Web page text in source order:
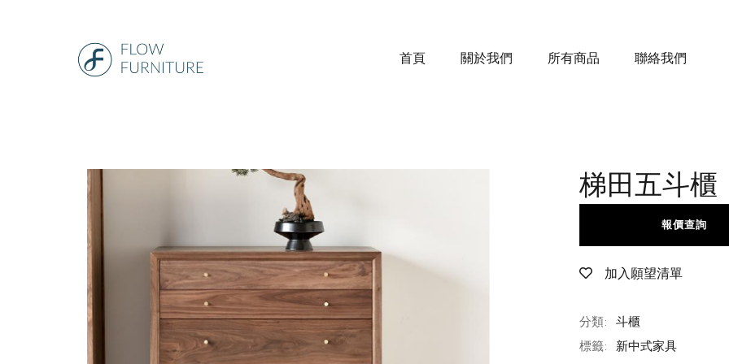
首頁 關於我們 所有商品 聯絡我們
梯田五斗櫃
加入願望清單
報價查詢
分類: 斗櫃
標籤: 新中式家具